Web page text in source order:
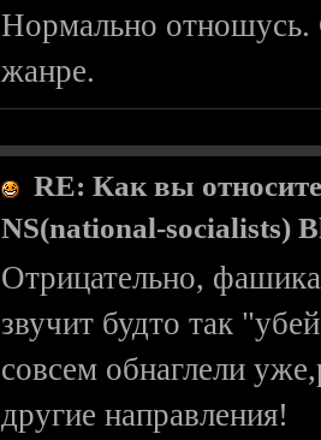
Нормально отношусь.
жанре.
RE: Как вы
NS(national-socialists)
Отрицательно,
звучит будто так
совсем обнаглели
другие направления!